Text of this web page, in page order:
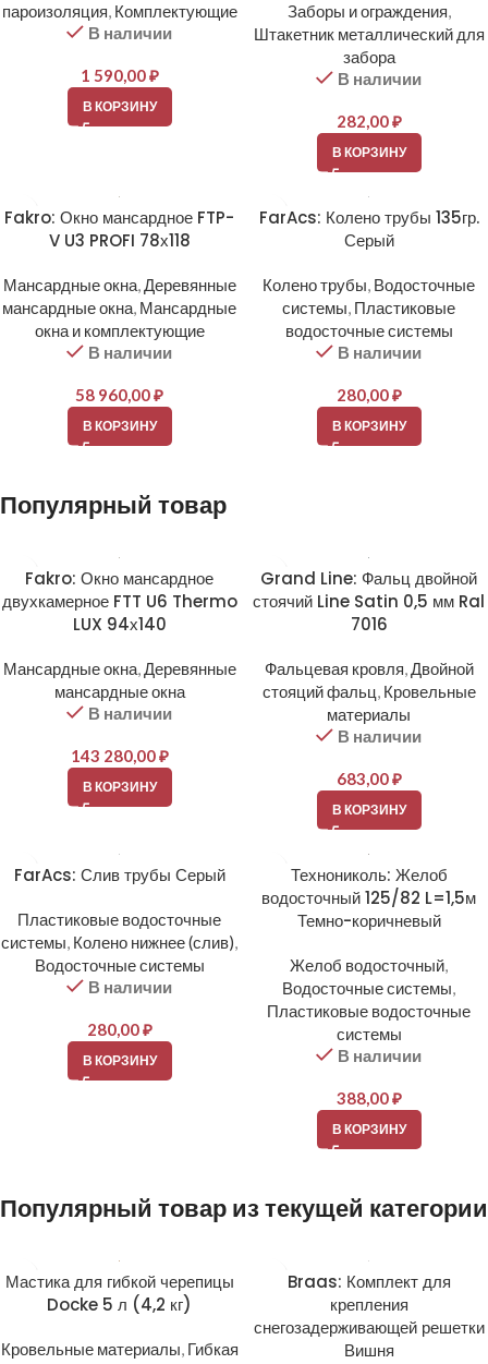
пароизоляция, Комплектующие
В наличии
1 590,00₽
В КОРЗИНУ
Заборы и ограждения,
Штакетник металлический для
забора
В наличии
282,00₽
В КОРЗИНУ
Fakro: Окно мансардное FTP-
V U3 PROFI 78х118
Мансардные окна,Деревянные
мансардные окна, Мансардные
окна и комплектующие
В наличии
58 960,00₽
В КОРЗИНУ
FarAcs: Колено трубы 135гр.
Серый
Колено трубы, Водосточные
системы, Пластиковые
водосточные системы
В наличии
280,00₽
В КОРЗИНУ
Популярный товар
Fakro: Окно мансардное
двухкамерное FTT U6 Thermo
LUX 94х140
Мансардные окна,Деревянные
мансардные окна
В наличии
143 280,00₽
В КОРЗИНУ
Grand Line: Фальц двойной
стоячий Line Satin 0,5 мм Ral
7016
Фальцевая кровля,Двойной
стояций фальц, Кровельные
материалы
В наличии
683,00₽
В КОРЗИНУ
FarAcs: Слив трубы Серый
Пластиковые водосточные
системы, Колено нижнее (слив),
Водосточные системы
В наличии
280,00₽
В КОРЗИНУ
Технониколь: Желоб
водосточный 125/82 L=1,5м
Темно-коричневый
Желоб водосточный,
Водосточные системы,
Пластиковые водосточные
системы
В наличии
388,00₽
В КОРЗИНУ
Популярный товар из текущей категории
Мастика для гибкой черепицы
Docke 5 л (4,2 кг)
Кровельные материалы, Гибкая
Braas: Комплект для
крепления
снегозадерживающей решетки
Вишня